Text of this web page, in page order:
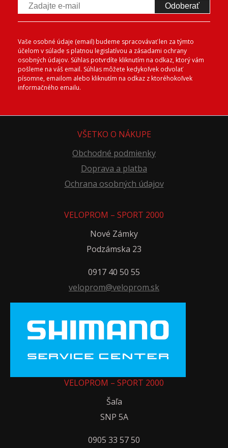
Odoberať
Vaše osobné údaje (email) budeme spracovávať len za týmto
účelom v súlade s platnou legislatívou a zásadami ochrany
osobných údajov. Súhlas potvrdíte kliknutím na odkaz, ktorý vám
pošleme na váš email. Súhlas môžete kedykoľvek odvolať
písomne, emailom alebo kliknutím na odkaz z ktoréhokoľvek
informačného emailu.
VŠETKO O NÁKUPE
Obchodné podmienky
Doprava a platba
Ochrana osobných údajov
VELOPROM – SPORT 2000
Nové Zámky
Podzámska 23
0917 40 50 55
veloprom@veloprom.sk
VELOPROM – SPORT 2000
Šaľa
SNP 5A
0905 33 57 50